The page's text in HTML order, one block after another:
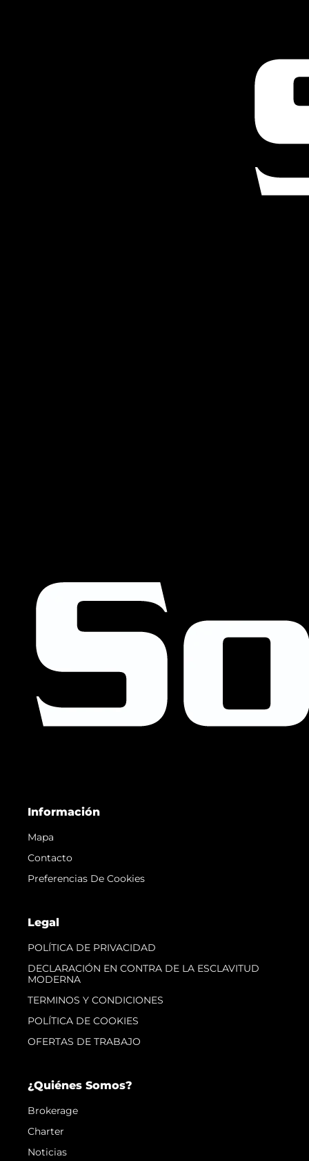
Información
Mapa
Contacto
Preferencias De Cookies
Legal
POLÍTICA DE PRIVACIDAD
DECLARACIÓN EN CONTRA DE LA ESCLAVITUD
MODERNA
TERMINOS Y CONDICIONES
POLÍTICA DE COOKIES
OFERTAS DE TRABAJO
¿Quiénes Somos?
Brokerage
Charter
Noticias